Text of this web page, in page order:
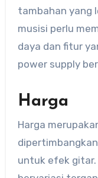
tambahan yang
musisi perlu
daya dan fitur
power supply
Harga
Harga
untuk efek gitar.